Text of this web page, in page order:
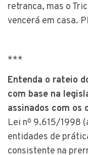
retranca, mas o
vencerá em casa.
***
Entenda o rateio
com base na
assinados com os
Lei nº 9.615/1998
entidades de
consistente na